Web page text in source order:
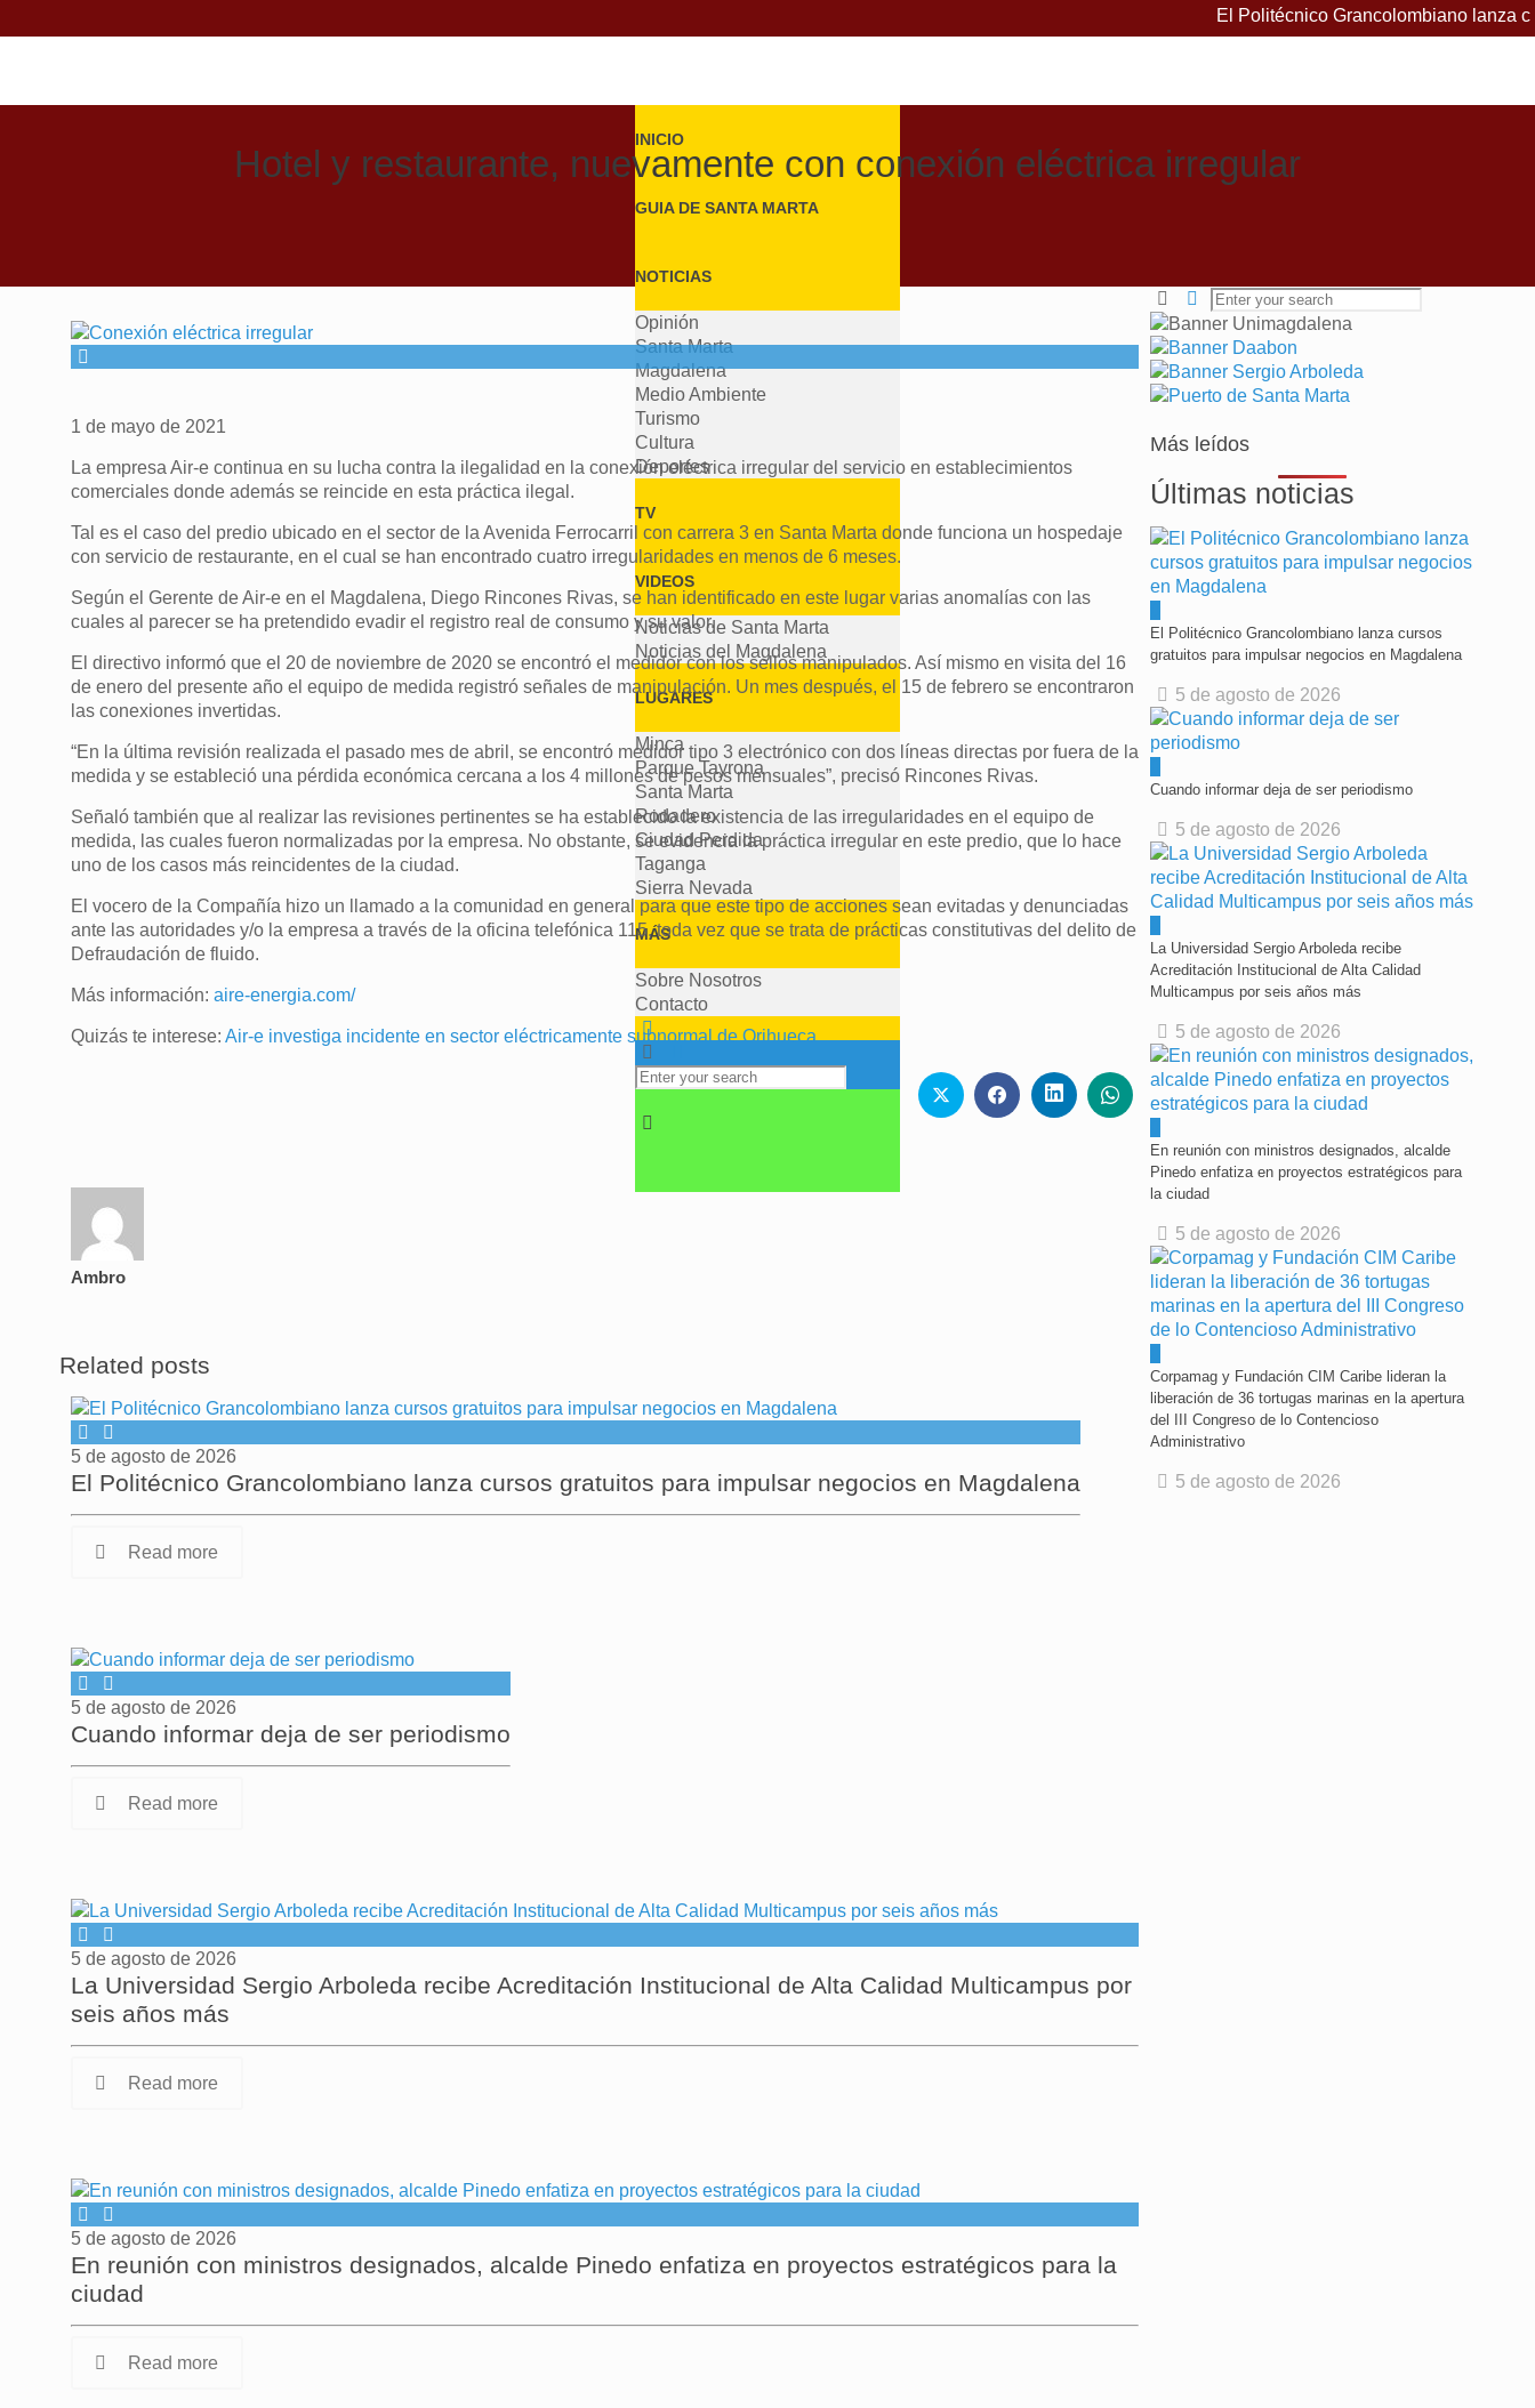
El Politécnico Grancolombiano lanza
INICIO
GUIA DE SANTA MARTA
NOTICIAS
Opinión
Santa Marta
Magdalena
Medio Ambiente
Turismo
Cultura
Deportes
TV
VIDEOS
Noticias de Santa Marta
Noticias del Magdalena
LUGARES
Minca
Parque Tayrona
Santa Marta
Rodadero
Ciudad Perdida
Taganga
Sierra Nevada
MÁS
Sobre Nosotros
Contacto
Hotel y restaurante, nuevamente con conexión eléctrica irregular
1 de mayo de 2021
La empresa Air-e continua en su lucha contra la ilegalidad en la conexión eléctrica irregular del servicio en establecimientos
comerciales donde además se reincide en esta práctica ilegal.
Tal es el caso del predio ubicado en el sector de la Avenida Ferrocarril con carrera 3 en Santa Marta donde funciona un hospedaje
con servicio de restaurante, en el cual se han encontrado cuatro irregularidades en menos de 6 meses.
Según el Gerente de Air-e en el Magdalena, Diego Rincones Rivas, se han identificado en este lugar varias anomalías con las
cuales al parecer se ha pretendido evadir el registro real de consumo y su valor.
El directivo informó que el 20 de noviembre de 2020 se encontró el medidor con los sellos manipulados. Así mismo en visita del 16
de enero del presente año el equipo de medida registró señales de manipulación. Un mes después, el 15 de febrero se encontraron
las conexiones invertidas.
“En la última revisión realizada el pasado mes de abril, se encontró medidor tipo 3 electrónico con dos líneas directas por fuera de la
medida y se estableció una pérdida económica cercana a los 4 millones de pesos mensuales”, precisó Rincones Rivas.
Señaló también que al realizar las revisiones pertinentes se ha establecido la existencia de las irregularidades en el equipo de
medida, las cuales fueron normalizadas por la empresa. No obstante, se evidencia la práctica irregular en este predio, que lo hace
uno de los casos más reincidentes de la ciudad.
El vocero de la Compañía hizo un llamado a la comunidad en general para que este tipo de acciones sean evitadas y denunciadas
ante las autoridades y/o la empresa a través de la oficina telefónica 115, toda vez que se trata de prácticas constitutivas del delito de
Defraudación de fluido.
Más información: aire-energia.com/
Quizás te interese: Air-e investiga incidente en sector eléctricamente subnormal de Orihueca
Ambro
Related posts
5 de agosto de 2026
El Politécnico Grancolombiano lanza cursos gratuitos para impulsar negocios en Magdalena
Read more
5 de agosto de 2026
Cuando informar deja de ser periodismo
Read more
5 de agosto de 2026
La Universidad Sergio Arboleda recibe Acreditación Institucional de Alta Calidad Multicampus por
seis años más
Read more
5 de agosto de 2026
En reunión con ministros designados, alcalde Pinedo enfatiza en proyectos estratégicos para la
ciudad
Read more
Más leídos
Últimas noticias
El Politécnico Grancolombiano lanza cursos
gratuitos para impulsar negocios en Magdalena
5 de agosto de 2026
Cuando informar deja de ser periodismo
5 de agosto de 2026
La Universidad Sergio Arboleda recibe
Acreditación Institucional de Alta Calidad
Multicampus por seis años más
5 de agosto de 2026
En reunión con ministros designados, alcalde
Pinedo enfatiza en proyectos estratégicos para
la ciudad
5 de agosto de 2026
Corpamag y Fundación CIM Caribe lideran la
liberación de 36 tortugas marinas en la apertura
del III Congreso de lo Contencioso
Administrativo
5 de agosto de 2026